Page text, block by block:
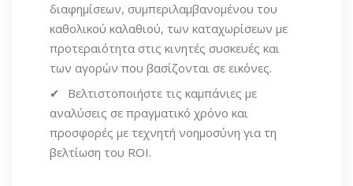
διαφημίσεων, συμπεριλαμβανομένου του
καθολικού καλαθιού, των καταχωρίσεων με
προτεραιότητα στις κινητές συσκευές και
των αγορών που βασίζονται σε εικόνες.
Βελτιστοποιήστε τις καμπάνιες με
αναλύσεις σε πραγματικό χρόνο και
προσφορές με τεχνητή νοημοσύνη για τη
βελτίωση του ROI.